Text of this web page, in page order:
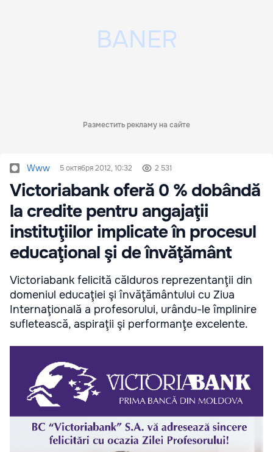
Разместить рекламу на сайте
Www 5 октября 2012, 10:32 2 531
Victoriabank oferă 0 % dobândă
la credite pentru angajaţii
instituţiilor implicate în procesul
educaţional şi de învăţământ
Victoriabank felicită călduros reprezentanţii din
domeniul educaţiei şi învăţământului cu Ziua
Internaţională a profesorului, urându-le împlinire
sufletească, aspiraţii şi performanţe excelente.